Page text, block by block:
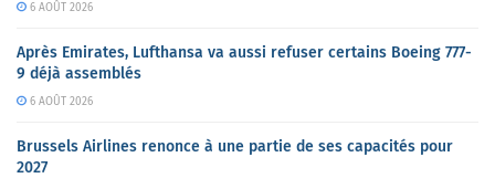
6 AOÛT 2026
Après Emirates, Lufthansa va aussi refuser certains Boeing 777-
9 déjà assemblés
6 AOÛT 2026
Brussels Airlines renonce à une partie de ses capacités pour
2027